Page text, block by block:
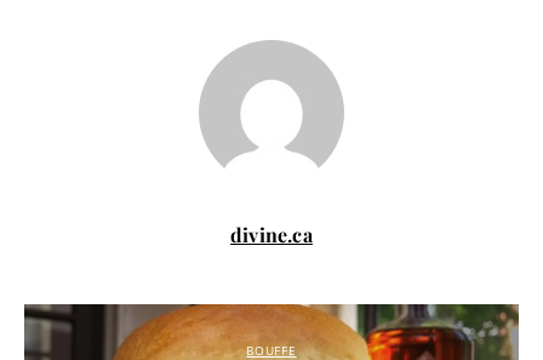
divine.ca
BOUFFE